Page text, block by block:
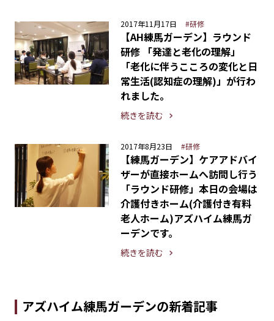
2017年11月17日 #研修
【AH練馬ガーデン】ラウンド
研修 「発達と老化の理解」
「老化に伴うこころの変化と日
常生活(認知症の理解)」が行わ
れました。
続きを読む
2017年8月23日 #研修
【練馬ガーデン】ケアアドバイ
ザーが直接ホームへ訪問し行う
「ラウンド研修」本日の会場は
介護付きホーム(介護付き有料
老人ホーム)アズハイム練馬ガ
ーデンです。
続きを読む
アズハイム練馬ガーデンの新着記事